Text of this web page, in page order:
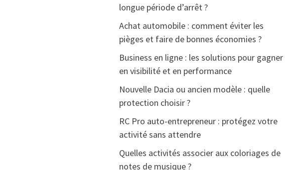
longue période d’arrêt ?
Achat automobile : comment éviter les
pièges et faire de bonnes économies ?
Business en ligne : les solutions pour gagner
en visibilité et en performance
Nouvelle Dacia ou ancien modèle : quelle
protection choisir ?
RC Pro auto-entrepreneur : protégez votre
activité sans attendre
Quelles activités associer aux coloriages de
notes de musique ?